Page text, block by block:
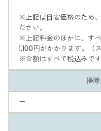
※上記は⽬安価格のため
ださい。
※上記料金のほかに、す
1,100円がかかります。（
※金額はすべて税込みです
掃
ー